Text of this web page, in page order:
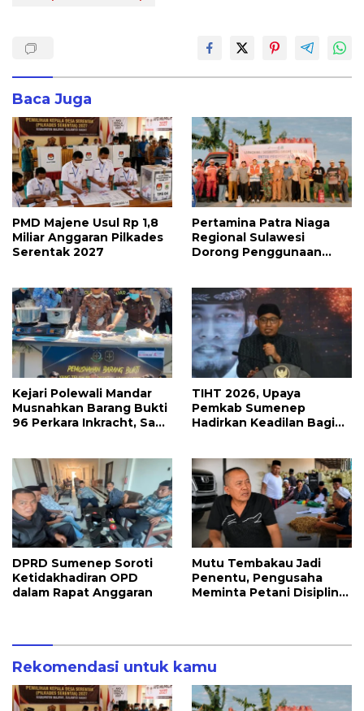
Baca Juga
PMD Majene Usul Rp 1,8
Miliar Anggaran Pilkades
Serentak 2027
Pertamina Patra Niaga
Regional Sulawesi
Dorong Penggunaan
Energi Irigasi
Kejari Polewali Mandar
Musnahkan Barang Bukti
96 Perkara Inkracht, Sabu
TIHT 2026, Upaya
Pemkab Sumenep
Hadirkan Keadilan Bagi
DPRD Sumenep Soroti
Ketidakhadiran OPD
dalam Rapat Anggaran
Mutu Tembakau Jadi
Penentu, Pengusaha
Meminta Petani Disiplin
Rekomendasi untuk kamu